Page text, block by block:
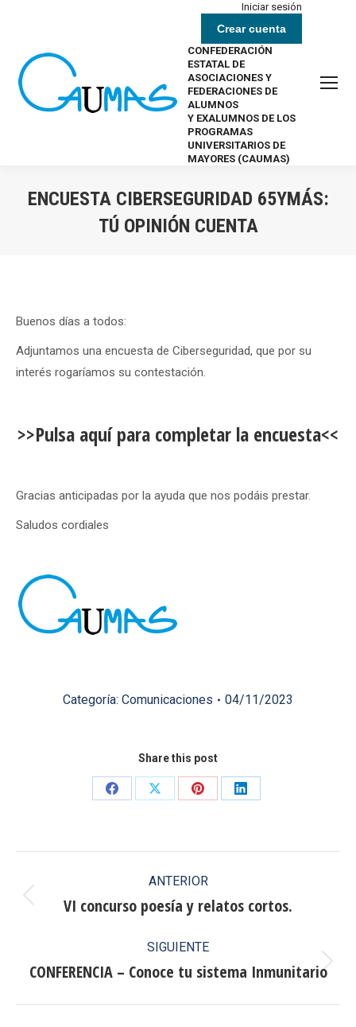
Iniciar sesión
Crear cuenta
CONFEDERACIÓN
ESTATAL DE
ASOCIACIONES Y
FEDERACIONES DE
ALUMNOS
Y EXALUMNOS DE LOS
PROGRAMAS
UNIVERSITARIOS DE
MAYORES (CAUMAS)
ENCUESTA CIBERSEGURIDAD 65YMÁS:
TÚ OPINIÓN CUENTA
Buenos días a todos:
Adjuntamos una encuesta de Ciberseguridad, que por su
interés rogaríamos su contestación.
>>Pulsa aquí para completar la encuesta<<
Gracias anticipadas por la ayuda que nos podáis prestar.
Saludos cordiales
Categoría: Comunicaciones 04/11/2023
Share this post
Share
Share
Share
Share
entre
publicaciones
ANTERIOR
Publicación
VI concurso poesía y relatos cortos.
SIGUIENTE
Publicación
CONFERENCIA – Conoce tu sistema Inmunitario